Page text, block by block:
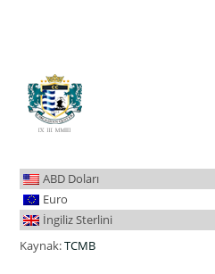
ABD Doları
Euro
İngiliz Sterlini
Kaynak:TCMB